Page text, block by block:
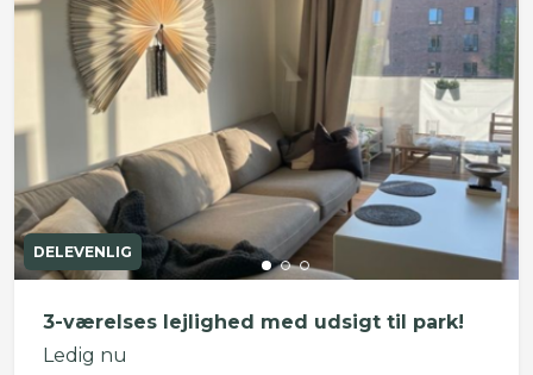
DELEVENLIG
3-værelses lejlighed med udsigt til park!
Ledig nu